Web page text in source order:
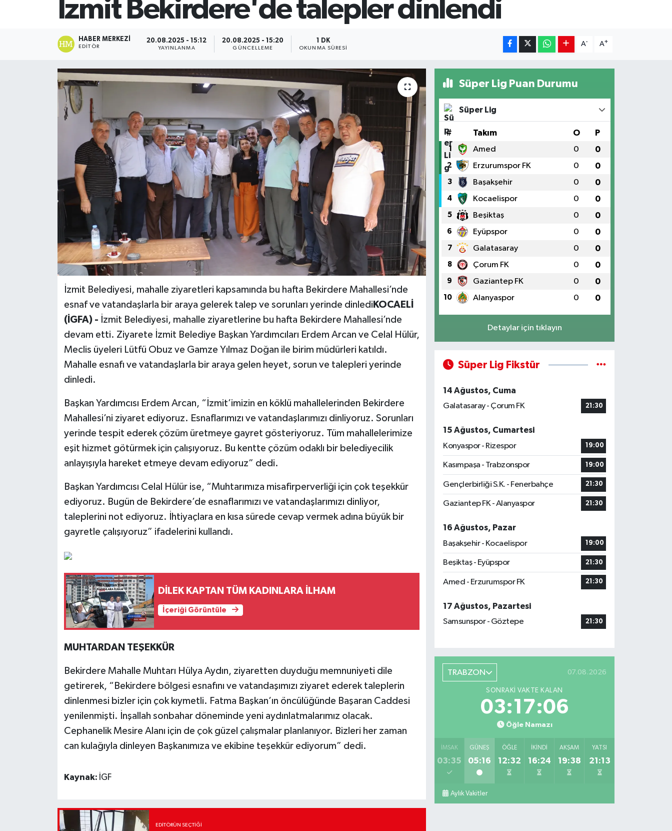
İzmit Bekirdere'de talepler dinlendi
HABER MERKEZI
EDITÖR
20.08.2025 - 15:12
YAYINLANMA
20.08.2025 - 15:20
GÜNCELLEME
1 DK
OKUNMA SÜRESI
A- A+
İzmit Belediyesi, mahalle ziyaretleri kapsamında bu hafta Bekirdere Mahallesi’nde
esnaf ve vatandaşlarla bir araya gelerek talep ve sorunları yerinde dinledi KOCAELİ
(İGFA) - İzmit Belediyesi, mahalle ziyaretlerine bu hafta Bekirdere Mahallesi’nde
devam etti. Ziyarete İzmit Belediye Başkan Yardımcıları Erdem Arcan ve Celal Hülür,
Meclis üyeleri Lütfü Obuz ve Gamze Yılmaz Doğan ile birim müdürleri katıldı.
Mahalle esnafı ve vatandaşlarla bir araya gelen heyet, sorun ve talepleri yerinde
dinledi.
Başkan Yardımcısı Erdem Arcan, “İzmit’imizin en köklü mahallelerinden Bekirdere
Mahallesi’ni ziyaret ediyoruz. Esnaflarımızı ve vatandaşlarımızı dinliyoruz. Sorunları
yerinde tespit ederek çözüm üretmeye gayret gösteriyoruz. Tüm mahallelerimize
eşit hizmet götürmek için çalışıyoruz. Bu kentte çözüm odaklı bir belediyecilik
anlayışıyla hareket etmeye devam ediyoruz” dedi.
Başkan Yardımcısı Celal Hülür ise, “Muhtarımıza misafirperverliği için çok teşekkür
ediyoruz. Bugün de Bekirdere’de esnaflarımızı ve vatandaşlarımızı dinliyor,
taleplerini not ediyoruz. İhtiyaçlara en kısa sürede cevap vermek adına büyük bir
gayretle çalışıyoruz” ifadelerini kullandı.
DİLEK KAPTAN TÜM KADINLARA İLHAM
İçeriği Görüntüle
MUHTARDAN TEŞEKKÜR
Bekirdere Mahalle Muhtarı Hülya Aydın, ziyaretten duyduğu memnuniyeti dile
getirerek, “Bekirdere bölgesi esnafını ve vatandaşımızı ziyaret ederek taleplerin
dinlenmesi bizler için çok kıymetli. Fatma Başkan’ın öncülüğünde Başaran Caddesi
yenilenmişti. İnşallah sonbahar döneminde yeni aydınlatmalarımız olacak.
Cephanelik Mesire Alanı için de çok güzel çalışmalar planlanıyor. Bizleri her zaman
can kulağıyla dinleyen Başkanımıza ve ekibine teşekkür ediyorum” dedi.
Kaynak: İGF
EDITÖRÜN SEÇTIĞI
Süper Lig Puan Durumu
Süper Lig
# Takım O P
1 Amed 0 0
2 Erzurumspor FK 0 0
3 Başakşehir 0 0
4 Kocaelispor 0 0
5 Beşiktaş 0 0
6 Eyüpspor 0 0
7 Galatasaray 0 0
8 Çorum FK 0 0
9 Gaziantep FK 0 0
10 Alanyaspor 0 0
Detaylar için tıklayın
Süper Lig Fikstür
14 Ağustos, Cuma
Galatasaray - Çorum FK
21:30
15 Ağustos, Cumartesi
Konyaspor - Rizespor
19:00
Kasımpaşa - Trabzonspor 19:00
Gençlerbirliği S.K. - Fenerbahçe 21:30
Gaziantep FK - Alanyaspor 21:30
16 Ağustos, Pazar
Başakşehir - Kocaelispor
19:00
Beşiktaş - Eyüpspor 21:30
Amed - Erzurumspor FK 21:30
17 Ağustos, Pazartesi
Samsunspor - Göztepe
21:30
TRABZON 07.08.2026
SONRAKI VAKTE KALAN
03:17:05
Öğle Namazı
İMSAK
03:35
GÜNEŞ
05:16
ÖĞLE
12:32
İKINDI
16:24
AKŞAM
19:38
YATSI
21:13
Aylık Vakitler
SİYASET
Teknoloji
TRABZON
TRABZONSPOR